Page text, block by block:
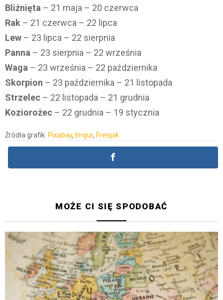
Bliźnięta – 21 maja – 20 czerwca
Rak – 21 czerwca – 22 lipca
Lew – 23 lipca – 22 sierpnia
Panna – 23 sierpnia – 22 września
Waga – 23 września – 22 października
Skorpion – 23 października – 21 listopada
Strzelec – 22 listopada – 21 grudnia
Koziorożec – 22 grudnia – 19 stycznia
Źródła grafik: Pixabay, Imgur, Freepik
MOŻE CI SIĘ SPODOBAĆ